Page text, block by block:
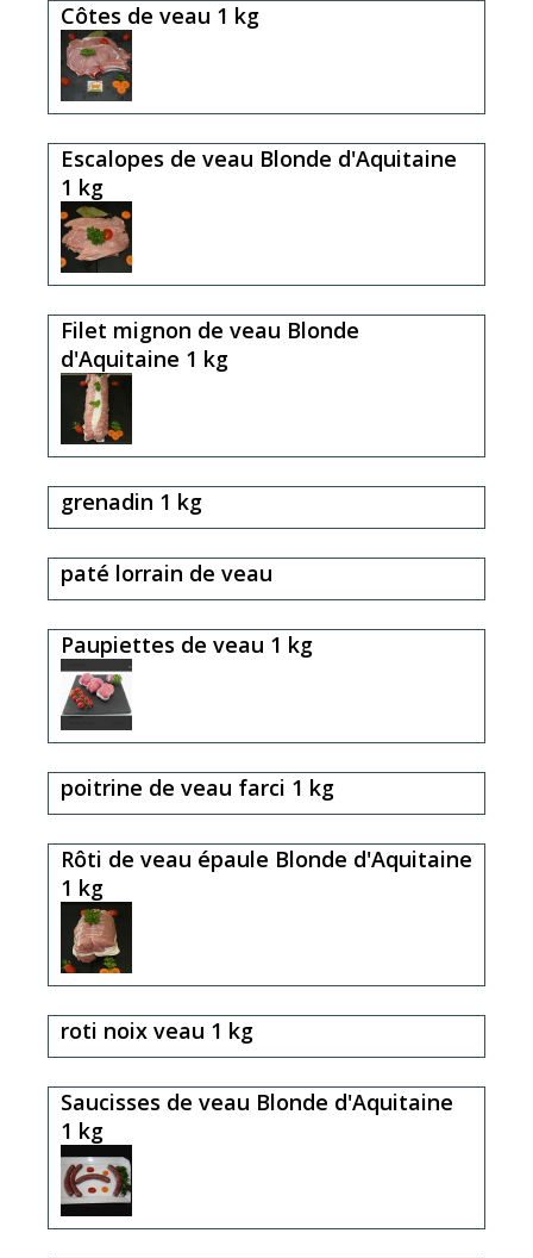
Côtes de veau 1 kg
Escalopes de veau Blonde d'Aquitaine
1 kg
Filet mignon de veau Blonde
d'Aquitaine 1 kg
grenadin 1 kg
paté lorrain de veau
Paupiettes de veau 1 kg
poitrine de veau farci 1 kg
Rôti de veau épaule Blonde d'Aquitaine
1 kg
roti noix veau 1 kg
Saucisses de veau Blonde d'Aquitaine
1 kg